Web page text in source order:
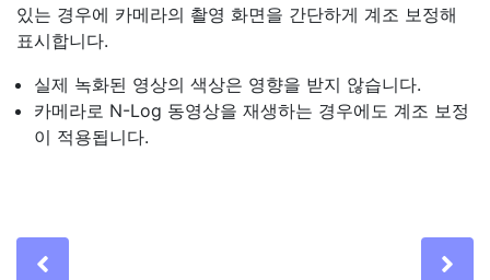
있는 경우에 카메라의 촬영 화면을 간단하게 계조 보정해
표시합니다.
실제 녹화된 영상의 색상은 영향을 받지 않습니다.
카메라로 N-Log 동영상을 재생하는 경우에도 계조 보정
이 적용됩니다.